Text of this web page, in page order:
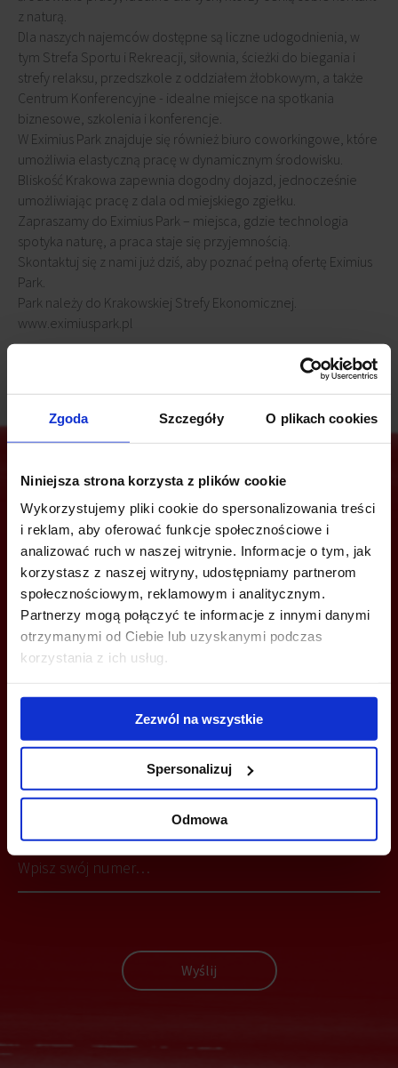
Zgoda Szczegóły O plikach cookies
Niniejsza strona korzysta z plików cookie
Wykorzystujemy pliki cookie do spersonalizowania treści
i reklam, aby oferować funkcje społecznościowe i
analizować ruch w naszej witrynie. Informacje o tym, jak
korzystasz z naszej witryny, udostępniamy partnerom
społecznościowym, reklamowym i analitycznym.
Partnerzy mogą połączyć te informacje z innymi danymi
otrzymanymi od Ciebie lub uzyskanymi podczas
korzystania z ich usług.
Zezwól na wszystkie
Spersonalizuj
Odmowa
z naturą.
Dla naszych najemców dostępne są liczne udogodnienia, w
tym Strefa Sportu i Rekreacji, siłownia, ścieżki do biegania i
strefy relaksu, przedszkole z oddziałem żłobkowym, a także
Centrum Konferencyjne - idealne miejsce na spotkania
biznesowe, szkolenia i konferencje.
W Eximius Park znajduje się również biuro coworkingowe, które
umożliwia elastyczną pracę w dynamicznym środowisku.
Bliskość Krakowa zapewnia dogodny dojazd, jednocześnie
umożliwiając pracę z dala od miejskiego zgiełku.
Zapraszamy do Eximius Park – miejsca, gdzie technologia
spotyka naturę, a praca staje się przyjemnością.
Skontaktuj się z nami już dziś, aby poznać pełną ofertę Eximius
Park.
Park należy do Krakowskiej Strefy Ekonomicznej.
www.eximiuspark.pl
Jesteś zainteresowany tą ofertą?
ZADZWOŃ I DOWIEDZ SIĘ WIĘCEJ
+48 12 294 94 30
MOŻESZ TEŻ ZOSTAWIĆ SWÓJ NUMER, A MY SKONTAKTUJEMY SIĘ
Wyślij